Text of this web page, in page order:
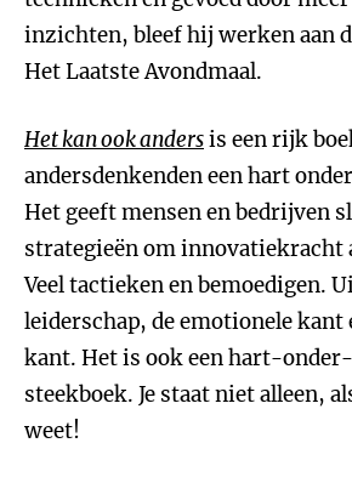
inzichten, bleef hij werken aan
Het Laatste Avondmaal.
Het kan ook andersis een rijk
andersdenkenden een hart
Het geeft mensen en bedrijven
strategieën om innovatiekracht
Veel tactieken en bemoedigen.
leiderschap, de emotionele kant
kant. Het is ook een hart-
steekboek. Je staat niet alleen,
weet!